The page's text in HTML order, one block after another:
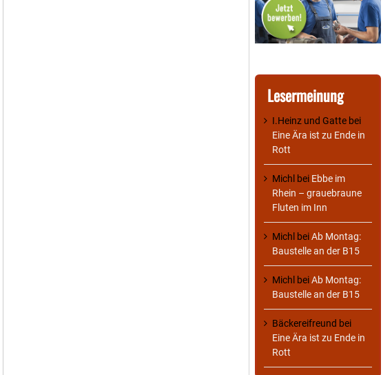
Lesermeinung
I.Heinz und Gatte bei
Eine Ära ist zu Ende in
Rott
Michl bei Ebbe im
Rhein – grauebraune
Fluten im Inn
Michl beiAb Montag:
Baustelle an der B15
Michl beiAb Montag:
Baustelle an der B15
Bäckereifreund bei
Eine Ära ist zu Ende in
Rott